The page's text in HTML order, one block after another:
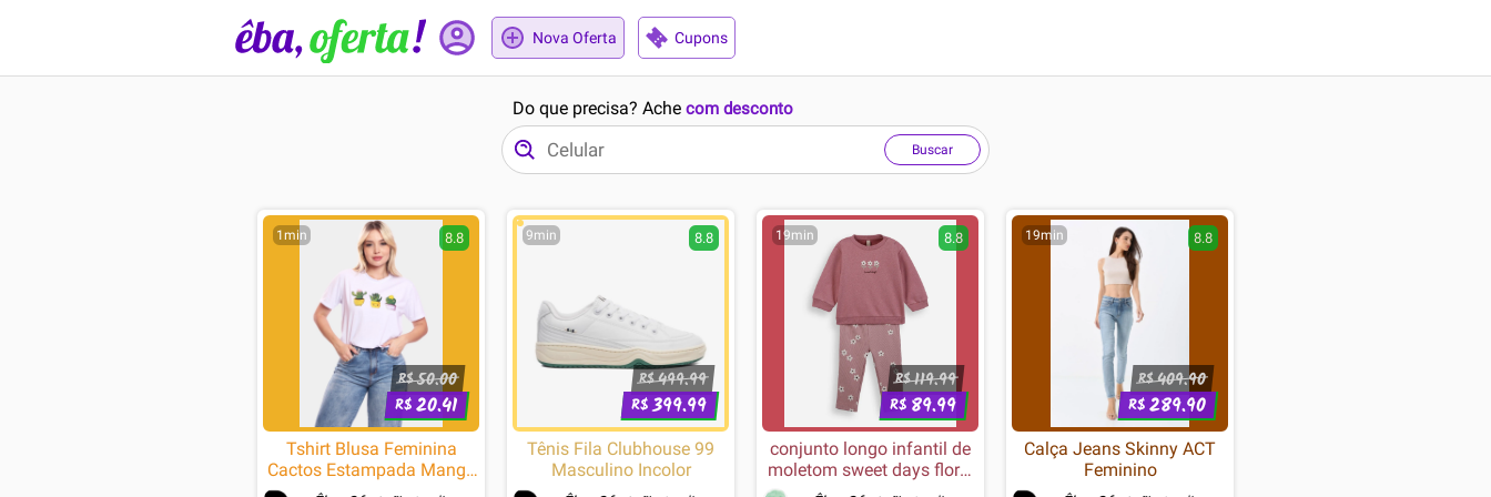
Nova Oferta Cupons
Do que precisa? Ache com desconto
Buscar
1min 8.8
R$50.00
R$20.41
Tshirt Blusa Feminina
Cactos Estampada Manga
Curta Camiseta Camisa
9min 8.8
R$499.99
R$399.99
Tênis Fila Clubhouse 99
Masculino Incolor
19min 8.8
R$119.99
R$ 89.99
conjunto longo infantil de
moletom sweet days floral
rosa
19min 8.8
R$409.90
R$289.90
Calça Jeans Skinny ACT
Feminino